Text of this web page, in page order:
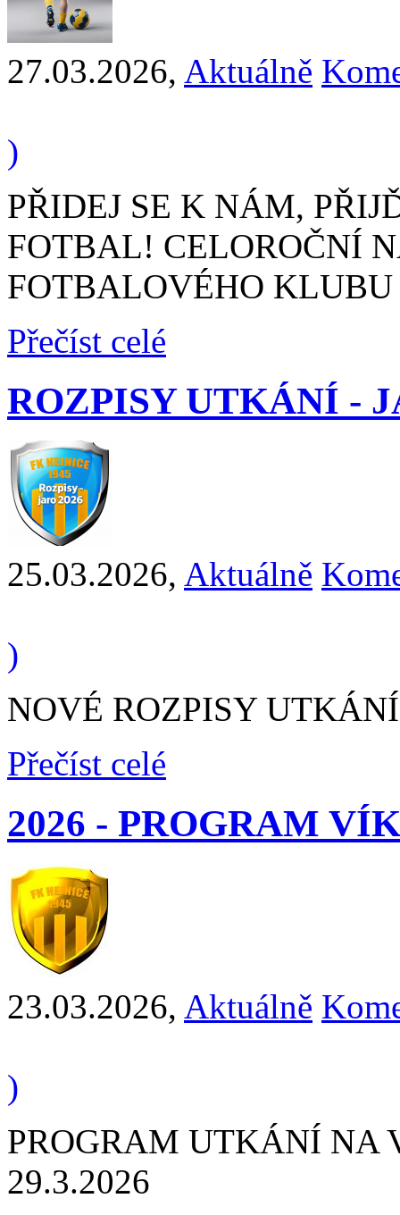
27.03.2026, Aktuálně
)
PŘIDEJ SE K NÁM,
FOTBAL! CELOROČNÍ
FOTBALOVÉHO KLUBU
Přečíst celé
ROZPISY UTKÁNÍ -
25.03.2026, Aktuálně
)
NOVÉ ROZPISY
Přečíst celé
2026 - PROGRAM
23.03.2026, Aktuálně
)
PROGRAM UTKÁNÍ NA
29.3.2026